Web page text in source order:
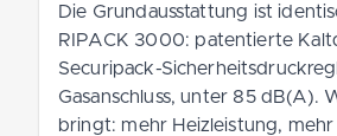
Die Grundausstattung ist
RIPACK 3000: patentierte
Securipack-
Gasanschluss, unter 85 dB(A).
bringt: mehr Heizleistung, mehr